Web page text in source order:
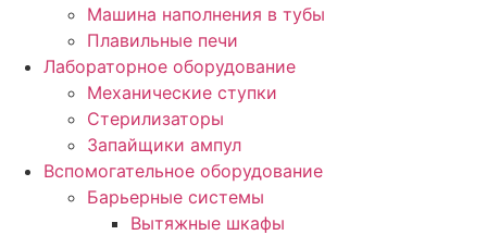
Машина наполнения в тубы
Плавильные печи
Лабораторное оборудование
Механические ступки
Стерилизаторы
Запайщики ампул
Вспомогательное оборудование
Барьерные системы
Вытяжные шкафы